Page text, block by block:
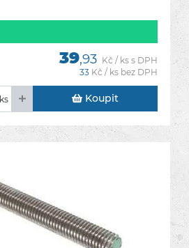
39,93 Kč / ks s DPH
33 Kč / ks bez DPH
ks Koupit